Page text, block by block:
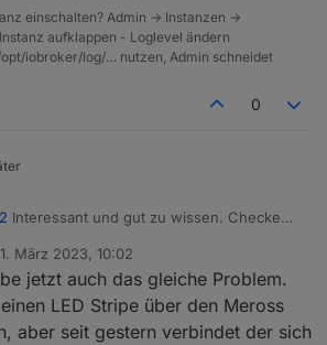
er ohne die ständigen Neustarts. Läuft
über 2 Stunden ohne Unterbrechung.
Lokal. Ich werde das beobachten. Wie
scheint wieder alles in Ordnung zu sein.
noch mal diese Neustarts auftauchen
einschalten? Admin -> Instanzen ->
aufklappen - Loglevel ändern
iobroker/log/… nutzen, Admin schneidet
0
Interessant und gut zu wissen. Checke
März 2023, 10:02
von
jetzt auch das gleiche Problem.
LED Stripe über den Meross
aber seit gestern verbindet der sich